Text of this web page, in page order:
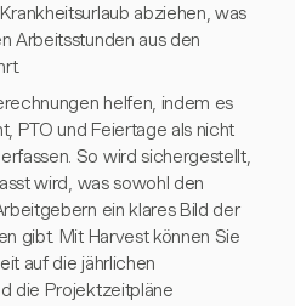
abziehen, was
Arbeitsstunden aus den
helfen, indem es
PTO und Feiertage als nicht
So wird sichergestellt,
wird, was sowohl den
ein klares Bild der
gibt. Mit Harvest können Sie
auf die jährlichen
die Projektzeitpläne